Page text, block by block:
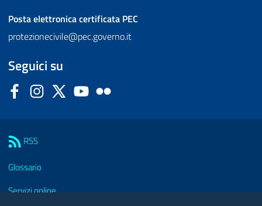
Posta elettronica certificata PEC
protezionecivile@pec.governo.it
Seguici su
FacebookInstagram
Twitter YouTube
RSS
Glossario
Servizi online